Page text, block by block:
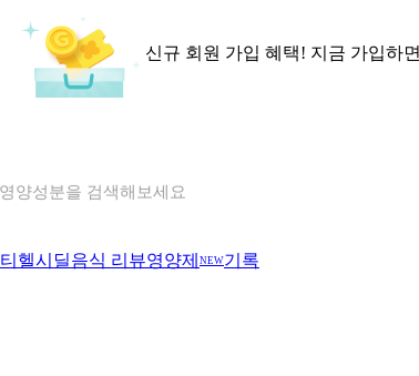
신규 회원 가입 혜택! 지금 가입하면
어트 음식 검색해보세요
헬시딜음식 리뷰영양제 NEW기록